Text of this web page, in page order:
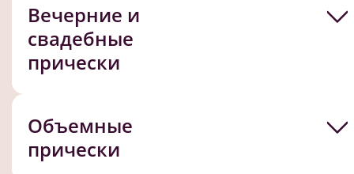
Вечерние и
свадебные
прически
Объемные
прически